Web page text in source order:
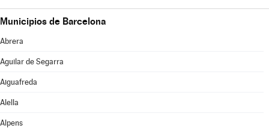
Municipios de Barcelona
Abrera
Aguilar de Segarra
Aiguafreda
Alella
Alpens